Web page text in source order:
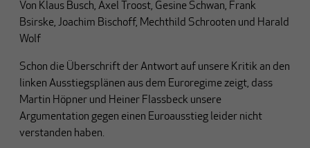
Von Klaus Busch, Axel Troost, Gesine Schwan, Frank
Bsirske, Joachim Bischoff, Mechthild Schrooten und Harald
Wolf
Schon die Überschrift der Antwort auf unsere Kritik an den
linken Ausstiegsplänen aus dem Euroregime zeigt, dass
Martin Höpner und Heiner Flassbeck unsere
Argumentation gegen einen Euroausstieg leider nicht
verstanden haben.